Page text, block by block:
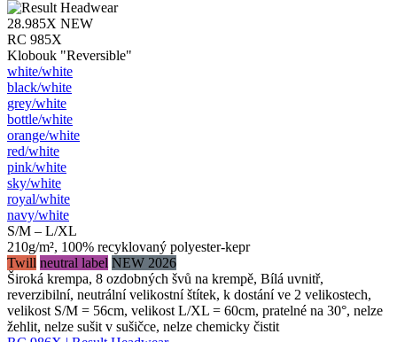
28.985X NEW
RC 985X
Klobouk "Reversible"
white/​white
black/​white
grey/​white
bottle/​white
orange/​white
red/​white
pink/​white
sky/​white
royal/​white
navy/​white
S/M – L/XL
210g/m², 100% recyklovaný polyester-kepr
Twill neutral label NEW 2026
Široká krempa, 8 ozdobných švů na krempě, Bílá uvnitř,
reverzibilní, neutrální velikostní štítek, k dostání ve 2 velikostech,
velikost S/M = 56cm, velikost L/XL = 60cm, pratelné na 30°, nelze
žehlit, nelze sušit v sušičce, nelze chemicky čistit